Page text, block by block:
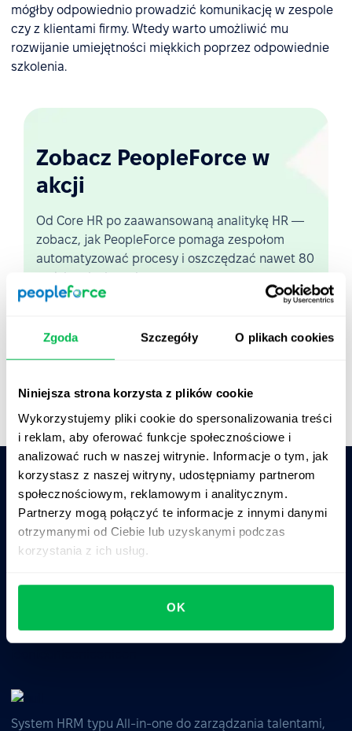
Zgoda Szczegóły O plikach cookies
Niniejsza strona korzysta z plików cookie
Wykorzystujemy pliki cookie do spersonalizowania treści
i reklam, aby oferować funkcje społecznościowe i
analizować ruch w naszej witrynie. Informacje o tym, jak
korzystasz z naszej witryny, udostępniamy partnerom
społecznościowym, reklamowym i analitycznym.
Partnerzy mogą połączyć te informacje z innymi danymi
otrzymanymi od Ciebie lub uzyskanymi podczas
korzystania z ich usług.
OK
mógłby odpowiednio prowadzić komunikację w zespole
czy z klientami firmy. Wtedy warto umożliwić mu
rozwijanie umiejętności miękkich poprzez odpowiednie
szkolenia.
Zobacz PeopleForce w
akcji
Od Core HR po zaawansowaną analitykę HR —
zobacz, jak PeopleForce pomaga zespołom
automatyzować procesy i oszczędzać nawet 80
godzin miesięcznie.
Zobacz demo na żywo
Zapytaj AI o podsumowanie PeopleForce:
ChatGPT
Claude Perplexity
Business driven. People focused.
System HRM typu All-in-one do zarządzania talentami,